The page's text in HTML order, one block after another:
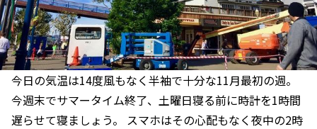
今日の気温は14度風もなく半袖で十分な11月最初の週。
今週末でサマータイム終了、土曜日寝る前に時計を1時間
遅らせて寝ましょう。 スマホはその心配もなく夜中の2時